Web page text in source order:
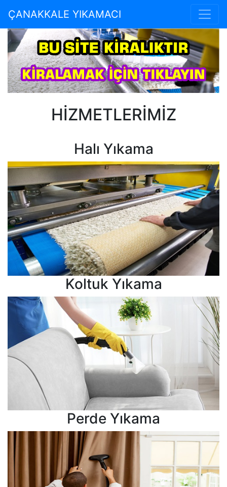
ÇANAKKALE YIKAMACI
HİZMETLERİMİZ
Halı Yıkama
Koltuk Yıkama
Perde Yıkama